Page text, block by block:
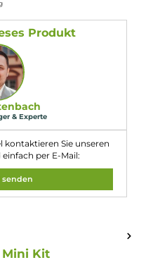
mm ohne Pod
, Stick-Gerät
, Klein & Kompakt
Lung